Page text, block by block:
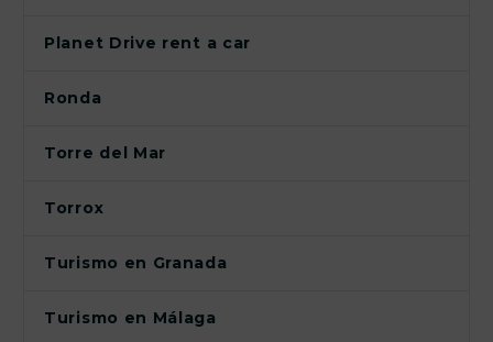
Planet Drive rent a car
Ronda
Torre del Mar
Torrox
Turismo en Granada
Turismo en Málaga